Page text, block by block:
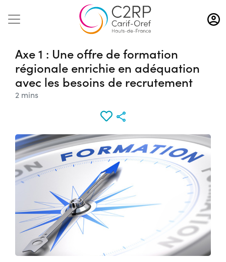
Aller
au
contenu
Axe 1 : Une offre de formation
régionale enrichie en adéquation
avec les besoins de recrutement
2 mins